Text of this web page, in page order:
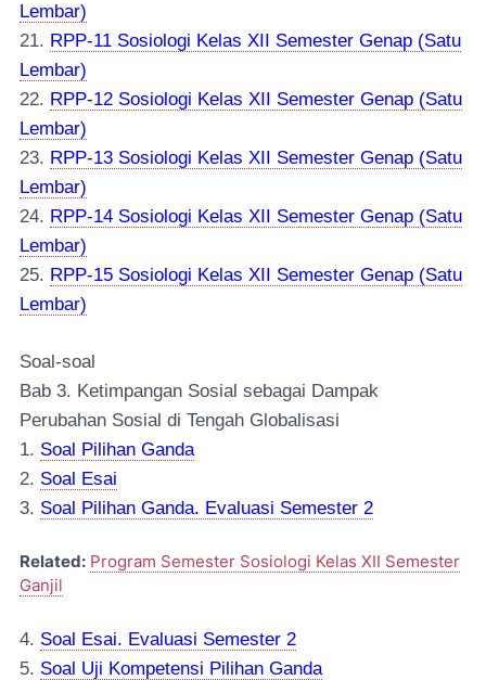
Lembar)
21. RPP-11 Sosiologi Kelas XII Semester Genap (Satu
Lembar)
22. RPP-12 Sosiologi Kelas XII Semester Genap (Satu
Lembar)
23. RPP-13 Sosiologi Kelas XII Semester Genap (Satu
Lembar)
24. RPP-14 Sosiologi Kelas XII Semester Genap (Satu
Lembar)
25. RPP-15 Sosiologi Kelas XII Semester Genap (Satu
Lembar)
Soal-soal
Bab 3. Ketimpangan Sosial sebagai Dampak
Perubahan Sosial di Tengah Globalisasi
1. Soal Pilihan Ganda
2. Soal Esai
3. Soal Pilihan Ganda. Evaluasi Semester 2
Related: Program Semester Sosiologi Kelas XII Semester
Ganjil
4. Soal Esai. Evaluasi Semester 2
5. Soal Uji Kompetensi Pilihan Ganda